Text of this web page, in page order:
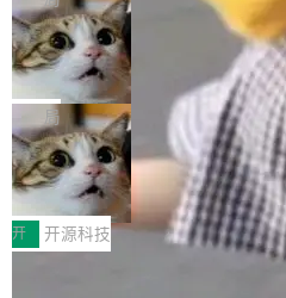
现实 过去两年，CIO们的焦虑清单
一是如何让大模型和智能体应用安
向生产，二是如何让测试团队跟得
设置，如果用布尔值 + 可空字段
ean 表示是否可切换，nullable 的
色方案、深色方案——会产生大量
合。方案缺了、配置冲突了、全
哪些组合有效，作者说，你得靠"文
者部落知识"。 换个写法。Rust 的
变体：Switchable...
个"AI 知识库 + 聊天机器人"——每
做，没什么新鲜的。 但 Kenton
r 上把事情说清楚了： 今天我们发
re OS，一个带连接器的聊天机器
有科技公司做的一样。只不过，实
样。这是 Sandstorm.io 的重制版，
那个创业公司。不同的是，这次它
lare Workers 上——我花了九年时
——并且深度集成了 AI。这基本上
Deno 团队开源 Celld，可自托
布式 Durable Objects
Ryan Dahl 领导的 Deno 团队推出
目 Celld，一个能在自己机器上运
Workers 和 Durable Objects 的守
计思路很直接：每个对象是一个独
数据库，按名称寻址，复制到你自
存储库里。节点之间只通过这个存
没有控制平面，没有共识协议。每
个小型数据库，应用天然按分片构
局
鲁大师7月新机性能/流畅/AI榜
性能、流畅双第一，三星Galaxy
新折叠缺席
2026年7月的手机市场，由于存储
增，手机厂商的日子也不好过啊，
放缓，因此硝烟味淡了许多。新机
高价的三星折叠（三星Galaxy Z
开 开源科技